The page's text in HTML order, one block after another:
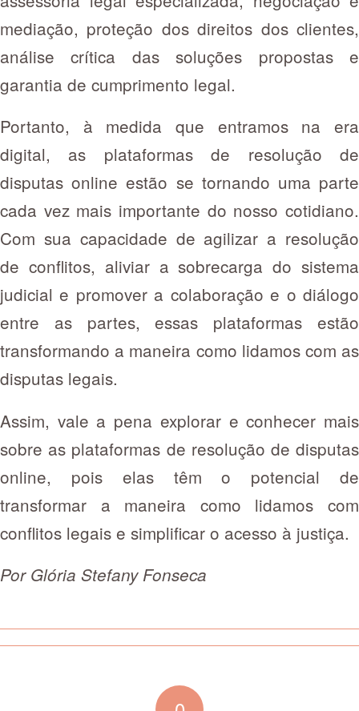
mediação, proteção dos direitos dos clientes,
análise crítica das soluções propostas e
garantia de cumprimento legal.
Portanto, à medida que entramos na era
digital, as plataformas de resolução de
disputas online estão se tornando uma parte
cada vez mais importante do nosso cotidiano.
Com sua capacidade de agilizar a resolução
de conflitos, aliviar a sobrecarga do sistema
judicial e promover a colaboração e o diálogo
entre as partes, essas plataformas estão
transformando a maneira como lidamos com as
disputas legais.
Assim, vale a pena explorar e conhecer mais
sobre as plataformas de resolução de disputas
online, pois elas têm o potencial de
transformar a maneira como lidamos com
conflitos legais e simplificar o acesso à justiça.
Por Glória Stefany Fonseca